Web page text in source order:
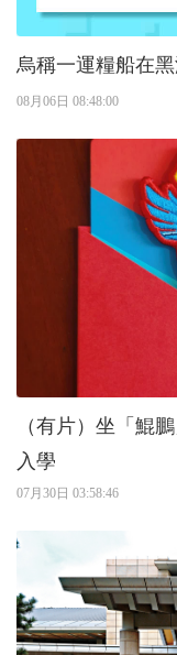
烏稱一運糧船在
08月06日 08:48:00
（有片）坐「鯤
入學
07月30日 03:58:46